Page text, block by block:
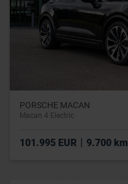
PORSCHE MACAN
Macan 4 Electric
101.995 EUR | 9.700 km